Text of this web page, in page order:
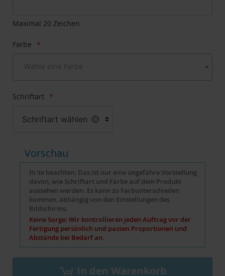
springen
Maximal 20 Zeichen
Farbe
Wähle eine Farbe
Schriftart
Schriftart wählen
Vorschau
Bitte beachten: Das ist nur eine ungefähre Vorstellung
davon, wie Schriftart und Farbe auf dem Produkt
aussehen werden. Es kann zu Farbunterschieden
kommen, abhängig von den Einstellungen des
Bildschirms.
Keine Sorge: Wir kontrollieren jeden Auftrag vor der
Fertigung persönlich und passen Proportionen und
Abstände bei Bedarf an.
In den Warenkorb